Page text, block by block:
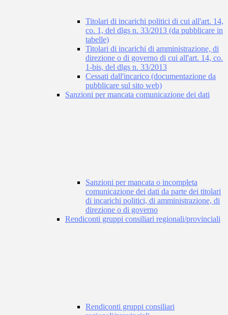
Titolari di incarichi politici di cui all'art. 14,
co. 1, del dlgs n. 33/2013 (da pubblicare in
tabelle)
Titolari di incarichi di amministrazione, di
direzione o di governo di cui all'art. 14, co.
1-bis, del dlgs n. 33/2013
Cessati dall'incarico (documentazione da
pubblicare sul sito web)
Sanzioni per mancata comunicazione dei dati
Sanzioni per mancata o incompleta
comunicazione dei dati da parte dei titolari
di incarichi politici, di amministrazione, di
direzione o di governo
Rendiconti gruppi consiliari regionali/provinciali
Rendiconti gruppi consiliari